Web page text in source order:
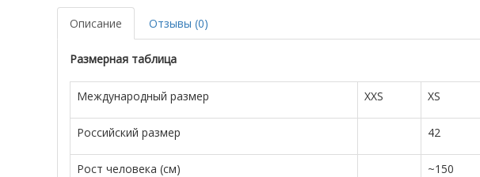
Описание Отзывы (0)
Размерная таблица
Международный размер XXS XS
Российский размер 42
Рост человека (см) ~150